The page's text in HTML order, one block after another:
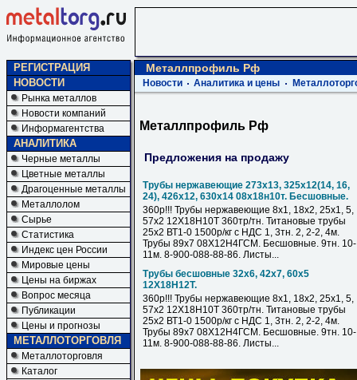
РЕГИСТРАЦИЯ
НОВОСТИ
Рынка металлов
Новости компаний
Информагентства
АНАЛИТИКА
Черные металлы
Цветные металлы
Драгоценные металлы
Металлолом
Сырье
Статистика
Индекс цен России
Мировые цены
Цены на биржах
Вопрос месяца
Публикации
Цены и прогнозы
МЕТАЛЛОТОРГОВЛЯ
Металлоторговля
Каталог
Металлпрофиль Рф
Новости Аналитика и цены
Металлпрофиль Рф
Предложения на продажу
Трубы нержавеющие 273х13, 325х12(14, 16,
24), 426х12, 630х14 08х18н10т. Бесшовные.
360р!!! Трубы нержавеющие 8х1, 18х2, 25х1, 5,
57х2 12Х18Н10Т 360тр/тн. Титановые трубы
25х2 ВТ1-0 1500р/кг с НДС 1, 3тн. 2, 2-2, 4м.
Трубы 89х7 08Х12Н4ГСМ. Бесшовные. 9тн. 10-
11м. 8-900-088-88-86. Листы...
Трубы бесшовные 32х6, 42х7, 60х5
12Х18Н12Т.
360р!!! Трубы нержавеющие 8х1, 18х2, 25х1, 5,
57х2 12Х18Н10Т 360тр/тн. Титановые трубы
25х2 ВТ1-0 1500р/кг с НДС 1, 3тн. 2, 2-2, 4м.
Трубы 89х7 08Х12Н4ГСМ. Бесшовные. 9тн. 10-
11м. 8-900-088-88-86. Листы...